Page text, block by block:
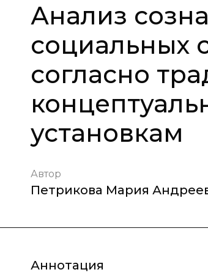
Анализ
социальных
согласно
установкам
Автор
Петрикова Мария
Аннотация